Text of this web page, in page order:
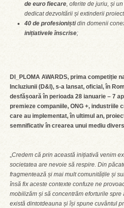
de euro fiecare, oferite de juriu, și
dedicat dezvoltării și extinderii
40 de profesioniștidin domenii
inițiativele înscrise;
DI_PLOMA AWARDS, prima competiție
Incluziunii (D&I), s-a lansat, oficial, în
desfășoară în perioada 28 ianuarie – 7
premieze companiile, ONG +, industriile
care au implementat, în ultimul an,
semnificativ în crearea unui mediu
„Credem că prin această inițiativă venim
societatea are nevoie să respire. Din
fragmentează și mai mult comunitățile și
însă fix aceste contexte confuze ne
mobilizăm și să concentrăm eforturile spre
există dintotdeauna și își spune cuvântul